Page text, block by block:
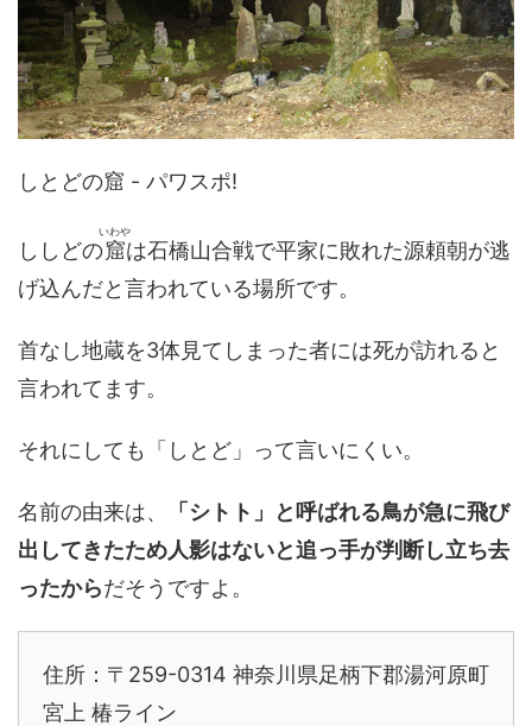
しとどの窟 - パワスポ!
ししどの窟
いわや
は石橋山合戦で平家に敗れた源頼朝が逃
げ込んだと言われている場所です。
首なし地蔵を3体見てしまった者には死が訪れると
言われてます。
それにしても「しとど」って言いにくい。
名前の由来は、
「シトト」と呼ばれる鳥が急に飛び
出してきたため人影はないと追っ手が判断し立ち去
ったからだそうですよ。
住所：〒259-0314 神奈川県足柄下郡湯河原町
宮上 椿ライン